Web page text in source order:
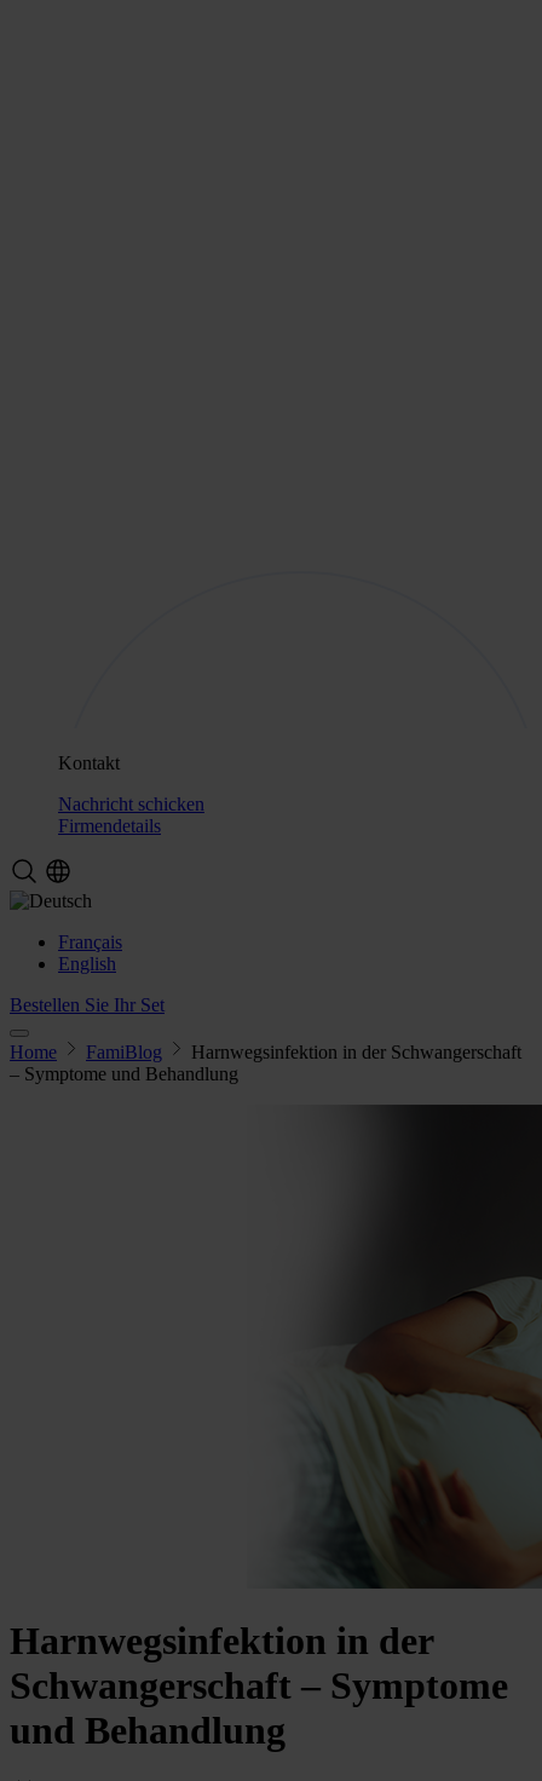
Kontakt
Nachricht schicken
Firmendetails
Français
English
Bestellen Sie Ihr Set
Home FamiBlog
Harnwegsinfektion in der Schwangerschaft
– Symptome und Behandlung
Harnwegsinfektion in der
Schwangerschaft – Symptome
und Behandlung